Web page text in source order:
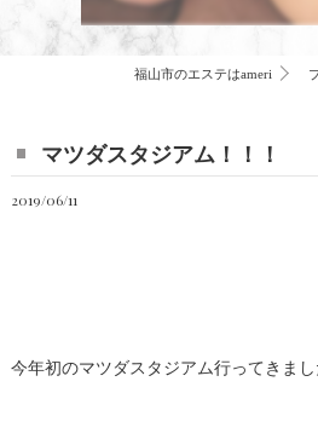
福山市のエステはameri
マツダスタジアム！！！
2019/06/11
今年初のマツダスタジアム行ってきまし